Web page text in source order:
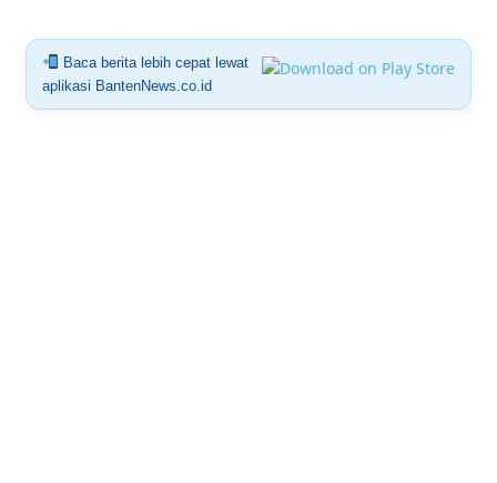
Baca berita lebih cepat lewat
aplikasi BantenNews.co.id